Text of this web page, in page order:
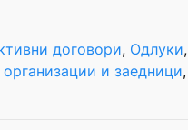
договори, Одлуки,
организации и заедници,